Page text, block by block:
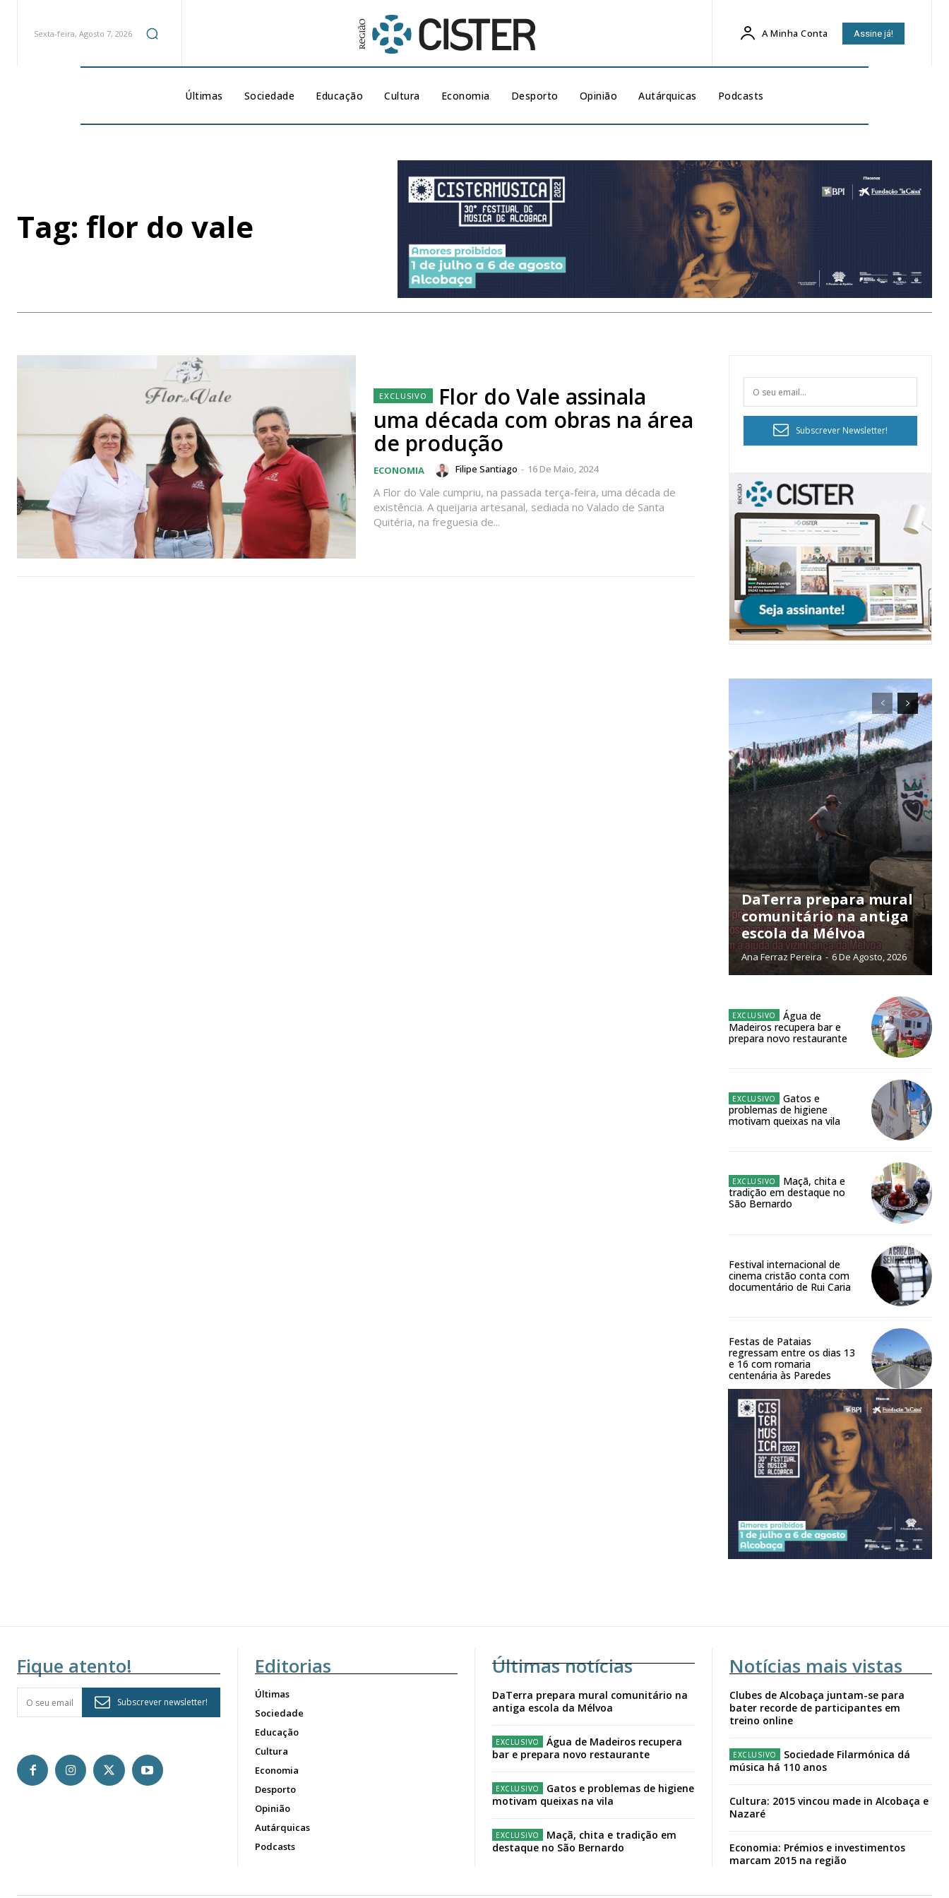
Sexta-feira, Agosto 7, 2026 A Minha Conta Assine já!
Últimas Sociedade Educação Cultura Economia Desporto Opinião Autárquicas Podcasts
Tag: flor do vale
Flor do Vale assinala
uma década com obras na área
de produção
ECONOMIA Filipe Santiago - 16 De Maio, 2024
A Flor do Vale cumpriu, na passada terça-feira, uma década de
existência. A queijaria artesanal, sediada no Valado de Santa
Quitéria, na freguesia de...
Subscrever Newsletter!
DaTerra prepara mural
comunitário na antiga
escola da Mélvoa
Ana Ferraz Pereira - 6 De Agosto, 2026
Água de
Madeiros recupera bar e
prepara novo restaurante
Gatos e
problemas de higiene
motivam queixas na vila
Maçã, chita e
tradição em destaque no
São Bernardo
Festival internacional de
cinema cristão conta com
documentário de Rui Caria
Festas de Pataias
regressam entre os dias 13
e 16 com romaria
centenária às Paredes
Fique atento!
Subscrever newsletter!
Editorias
Últimas
Sociedade
Educação
Cultura
Economia
Desporto
Opinião
Autárquicas
Podcasts
Últimas notícias
DaTerra prepara mural comunitário na
antiga escola da Mélvoa
Água de Madeiros recupera
bar e prepara novo restaurante
Gatos e problemas de higiene
motivam queixas na vila
Maçã, chita e tradição em
destaque no São Bernardo
Notícias mais vistas
Clubes de Alcobaça juntam-se para
bater recorde de participantes em
treino online
Sociedade Filarmónica dá
música há 110 anos
Cultura: 2015 vincou made in Alcobaça e
Nazaré
Economia: Prémios e investimentos
marcam 2015 na região